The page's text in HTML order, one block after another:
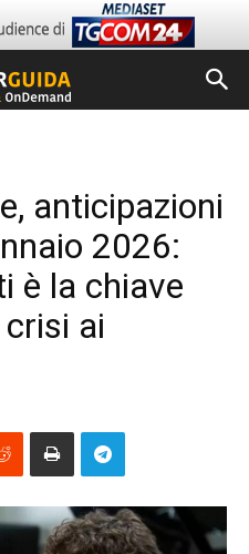
anticipazioni
2026:
è la chiave
ai